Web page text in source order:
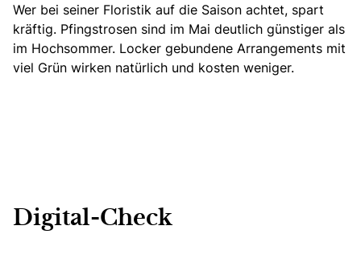
Wer bei seiner Floristik auf die Saison achtet, spart
kräftig. Pfingstrosen sind im Mai deutlich günstiger als
im Hochsommer. Locker gebundene Arrangements mit
viel Grün wirken natürlich und kosten weniger.
Digital-Check